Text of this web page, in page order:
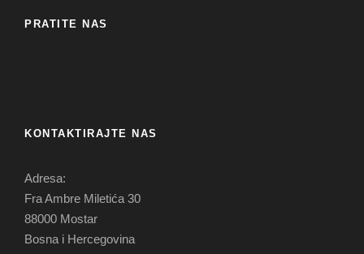
PRATITE NAS
KONTAKTIRAJTE NAS
Adresa:
Fra Ambre Miletića 30
88000 Mostar
Bosna i Hercegovina